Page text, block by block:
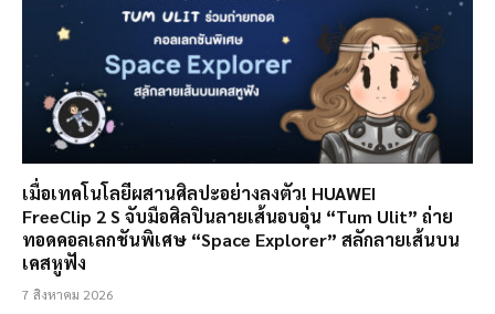
เมื่อเทคโนโลยีผสานศิลปะอย่างลงตัว! HUAWEI
FreeClip 2 S จับมือศิลปินลายเส้นอบอุ่น “Tum Ulit” ถ่าย
ทอดคอลเลกชันพิเศษ “Space Explorer” สลักลายเส้นบน
เคสหูฟัง
7 สิงหาคม 2026